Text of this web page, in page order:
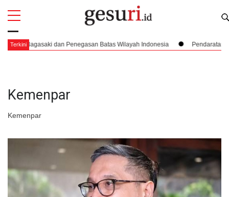
Terkini
Nagasaki dan Penegasan Batas Wilayah Indonesia Pendaratan yang
Kemenpar
Kemenpar
All